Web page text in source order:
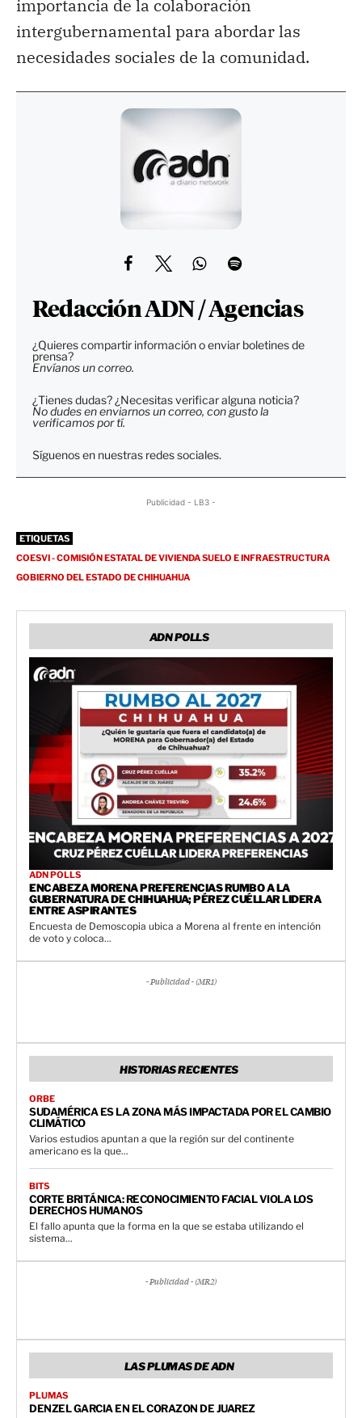
importancia de la colaboración
intergubernamental para abordar las
necesidades sociales de la comunidad.
Redacción ADN / Agencias
¿Quieres compartir información o enviar boletines de
prensa?
Envíanos un correo.
¿Tienes dudas? ¿Necesitas verificar alguna noticia?
No dudes en enviarnos un correo, con gusto la
verificamos por tí.
Síguenos en nuestras redes sociales.
Publicidad - LB3 -
ETIQUETAS
COESVI - COMISIÓN ESTATAL DE VIVIENDA SUELO E INFRAESTRUCTURA
GOBIERNO DEL ESTADO DE CHIHUAHUA
ADN POLLS
ADN POLLS
ENCABEZA MORENA PREFERENCIAS RUMBO A LA
GUBERNATURA DE CHIHUAHUA; PÉREZ CUÉLLAR LIDERA
ENTRE ASPIRANTES
Encuesta de Demoscopia ubica a Morena al frente en intención
de voto y coloca...
- Publicidad - (MR1)
HISTORIAS RECIENTES
ORBE
SUDAMÉRICA ES LA ZONA MÁS IMPACTADA POR EL CAMBIO
CLIMÁTICO
Varios estudios apuntan a que la región sur del continente
americano es la que...
BITS
CORTE BRITÁNICA: RECONOCIMIENTO FACIAL VIOLA LOS
DERECHOS HUMANOS
El fallo apunta que la forma en la que se estaba utilizando el
sistema...
- Publicidad - (MR2)
LAS PLUMAS DE ADN
PLUMAS
DENZEL GARCIA EN EL CORAZON DE JUAREZ